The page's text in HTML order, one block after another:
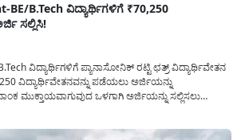
B.Tech ವಿದ್ಯಾರ್ಥಿಗಳಿಗೆ ₹70,250
ಸಲ್ಲಿಸಿ!
ವಿದ್ಯಾರ್ಥಿಗಳಿಗೆ ಪ್ಯಾನಾಸೋನಿಕ್ ರಟ್ಟಿ ಛತ್ರ್ ವಿದ್ಯಾರ್ಥಿವೇತನ
ವಿದ್ಯಾರ್ಥಿವೇತನವನ್ನು ಪಡೆಯಲು ಅರ್ಜಿಯನ್ನು
ಮುಕ್ತಾಯವಾಗುವುದ ಒಳಗಾಗಿ ಅರ್ಜಿಯನ್ನು ಸಲ್ಲಿಸಲು